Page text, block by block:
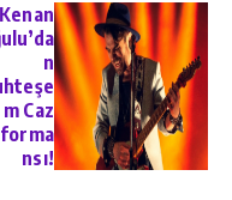
Kenan
n
m Caz
nsı!